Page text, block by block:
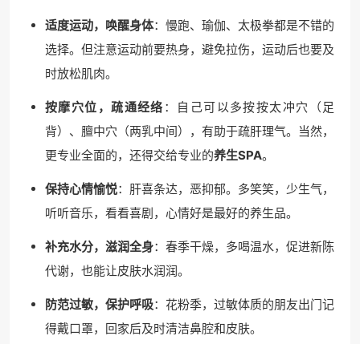
适度运动，唤醒身体：慢跑、瑜伽、太极拳都是不错的
选择。但注意运动前要热身，避免拉伤，运动后也要及
时放松肌肉。
按摩穴位，疏通经络 ：自己可以多按按太冲穴（足
背）、膻中穴（两乳中间），有助于疏肝理气。当然，
更专业全面的，还得交给专业的养生SPA。
保持心情愉悦：肝喜条达，恶抑郁。多笑笑，少生气，
听听音乐，看看喜剧，心情好是最好的养生品。
补充水分，滋润全身：春季干燥，多喝温水，促进新陈
代谢，也能让皮肤水润润。
防范过敏，保护呼吸：花粉季，过敏体质的朋友出门记
得戴口罩，回家后及时清洁鼻腔和皮肤。